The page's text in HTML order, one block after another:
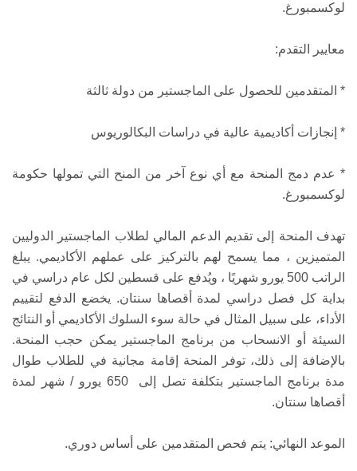
لوكسمبورغ.
معايير التقدم:
* المتقدمين للحصول على الماجستير من دولة ثالثة
* إنجازات أكاديمية عالية في دراسات البكالوريوس
* عدم دمج المنحة مع أي نوع آخر من المنح التي تمولها حكومة
لوكسمبورغ.
تهدف المنحة إلى تقديم الدعم المالي لطلاب الماجستير الدوليين
المتميزين ، مما يسمح لهم بالتركيز على عملهم الأكاديمي. يبلغ
الراتب 500 يورو شهريًا ، ويُدفع على قسطين لكل عام دراسي في
بداية كل فصل دراسي لمدة أقصاها سنتان. يخضع الدفع لتقييم
الأداء، على سبيل المثال في حالة سوء السلوك الأكاديمي أو النتائج
السيئة أو الانسحاب من برنامج الماجستير يمكن حجب المنحة.
بالإضافة إلى ذلك، توفر المنحة إقامة مجانية في للطلاب طوال
مدة برنامج الماجستير بتكلفة تصل إلى 650 يورو / شهر لمدة
أقصاها سنتان.
الموعد النهائي: يتم فحص المتقدمين على أساس دوري.